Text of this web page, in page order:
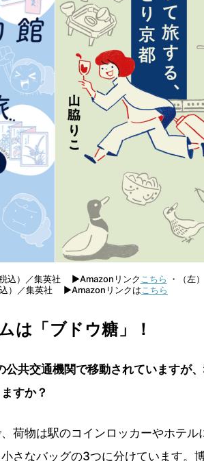
税込）／集英社 ▶Amazonリンク こちら ・（左
）／集英社 ▶Amazonリンクは こちら
は「ブドウ糖」！
共交通機関で移動されていますが
すか？
荷物は駅のコインロッカーやホテル
さなバッグの3つに分けています。